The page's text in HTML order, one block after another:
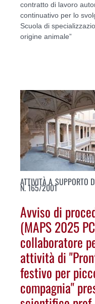
contratto di lavoro
continuativo per lo
Scuola di
origine animale”
ATTIVITÀ A SUPPORTO
N. 165/2001
Avviso di
(MAPS 2025
collaboratore
attività di
festivo per
compagnia"